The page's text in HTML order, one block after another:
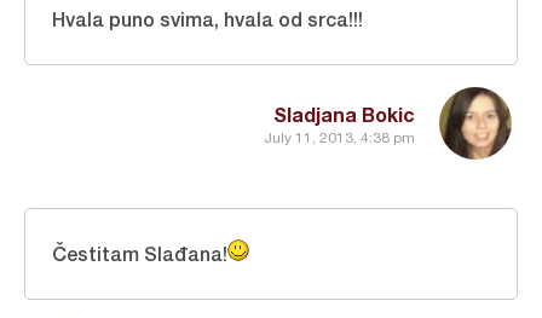
Sladjana Bokic
July 11, 2013, 4:38 pm
Hvala puno svima, hvala od srca!!!
Čestitam Slađana!